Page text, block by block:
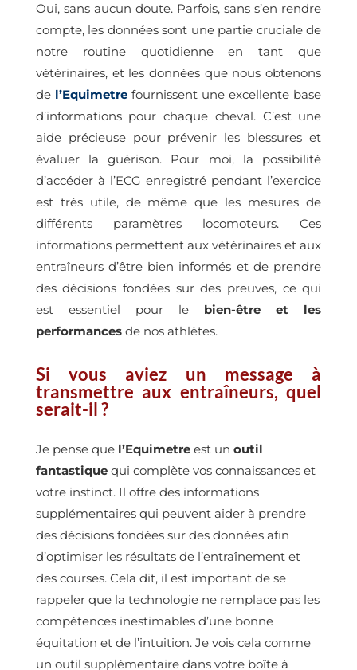
Oui, sans aucun doute. Parfois, sans s’en rendre
compte, les données sont une partie cruciale de
notre routine quotidienne en tant que
vétérinaires, et les données que nous obtenons
de l’Equimetre fournissent une excellente base
d’informations pour chaque cheval. C’est une
aide précieuse pour prévenir les blessures et
évaluer la guérison. Pour moi, la possibilité
d’accéder à l’ECG enregistré pendant l’exercice
est très utile, de même que les mesures de
différents paramètres locomoteurs. Ces
informations permettent aux vétérinaires et aux
entraîneurs d’être bien informés et de prendre
des décisions fondées sur des preuves, ce qui
est essentiel pour le bien-être et les
performancesde nos athlètes.
Si vous aviez un message à
transmettre aux entraîneurs, quel
serait-il ?
Je pense que l’Equimetreest un outil
fantastiquequi complète vos connaissances et
votre instinct. Il offre des informations
supplémentaires qui peuvent aider à prendre
des décisions fondées sur des données afin
d’optimiser les résultats de l’entraînement et
des courses. Cela dit, il est important de se
rappeler que la technologie ne remplace pas les
compétences inestimables d’une bonne
équitation et de l’intuition. Je vois cela comme
un outil supplémentaire dans votre boîte à